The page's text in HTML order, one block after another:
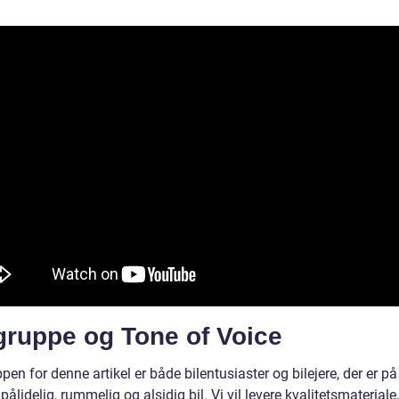
og Tone of Voice
for denne artikel er både bilentusiaster og bilejere, der er
rummelig og alsidig bil. Vi vil levere